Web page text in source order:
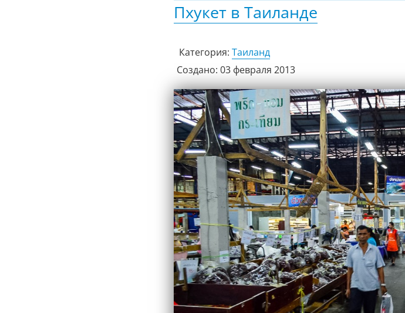
Пхукет в Таиланде
Категория: Таиланд
Создано: 03 февраля 2013